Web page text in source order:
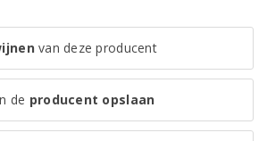
van deze producent
de producent opslaan